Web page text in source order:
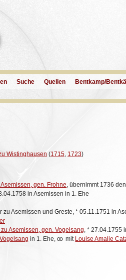
Suche Quellen Bentkamp/
Wistinghausen (1715, 1723)
gen. Frohne , übernimmt 1736
in Asemissen in 1. Ehe
zu Asemissen und Greste, * 05.11.1751 in
Asemissen, gen. Vogelsang * 27.04.1755
in 1. Ehe,oo mit Louise Amalie